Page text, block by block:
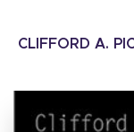
CLIFFORD A.